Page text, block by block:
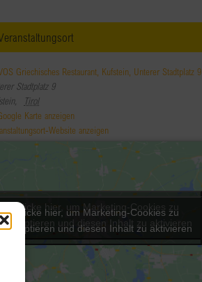
Griechisches Restaurant, Kufstein, Unterer Stadtplatz 9
Stadtplatz 9
,
Tirol
Karte anzeigen
Website anzeigen
Klicke hier, um Marketing-Cookies zu
akzeptieren und diesen Inhalt zu aktivieren
Klicke hier, um Marketing-Cookies zu
akzeptieren und diesen Inhalt zu aktivieren